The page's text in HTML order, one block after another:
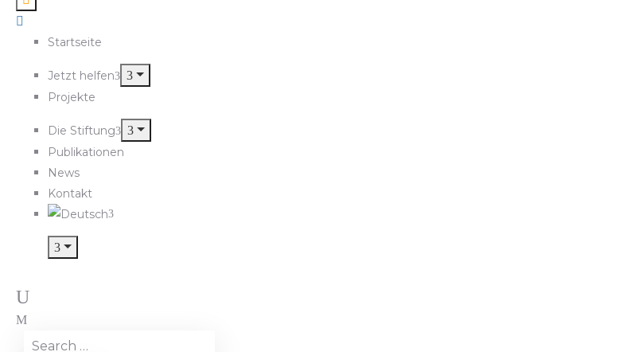
Startseite
Jetzt helfen
Projekte
Die Stiftung
Publikationen
News
Kontakt